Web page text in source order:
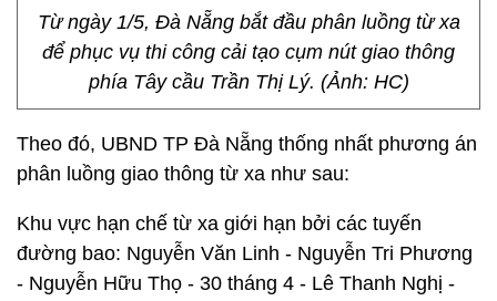
Từ ngày 1/5, Đà Nẵng bắt đầu phân luồng từ xa
để phục vụ thi công cải tạo cụm nút giao thông
phía Tây cầu Trần Thị Lý. (Ảnh: HC)
Theo đó, UBND TP Đà Nẵng thống nhất phương án
phân luồng giao thông từ xa như sau:
Khu vực hạn chế từ xa giới hạn bởi các tuyến
đường bao: Nguyễn Văn Linh - Nguyễn Tri Phương
- Nguyễn Hữu Thọ - 30 tháng 4 - Lê Thanh Nghị -